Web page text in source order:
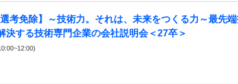
選考免除】～技術力。それは、未来をつくる力～最先
決する技術専門企業の会社説明会＜27卒＞